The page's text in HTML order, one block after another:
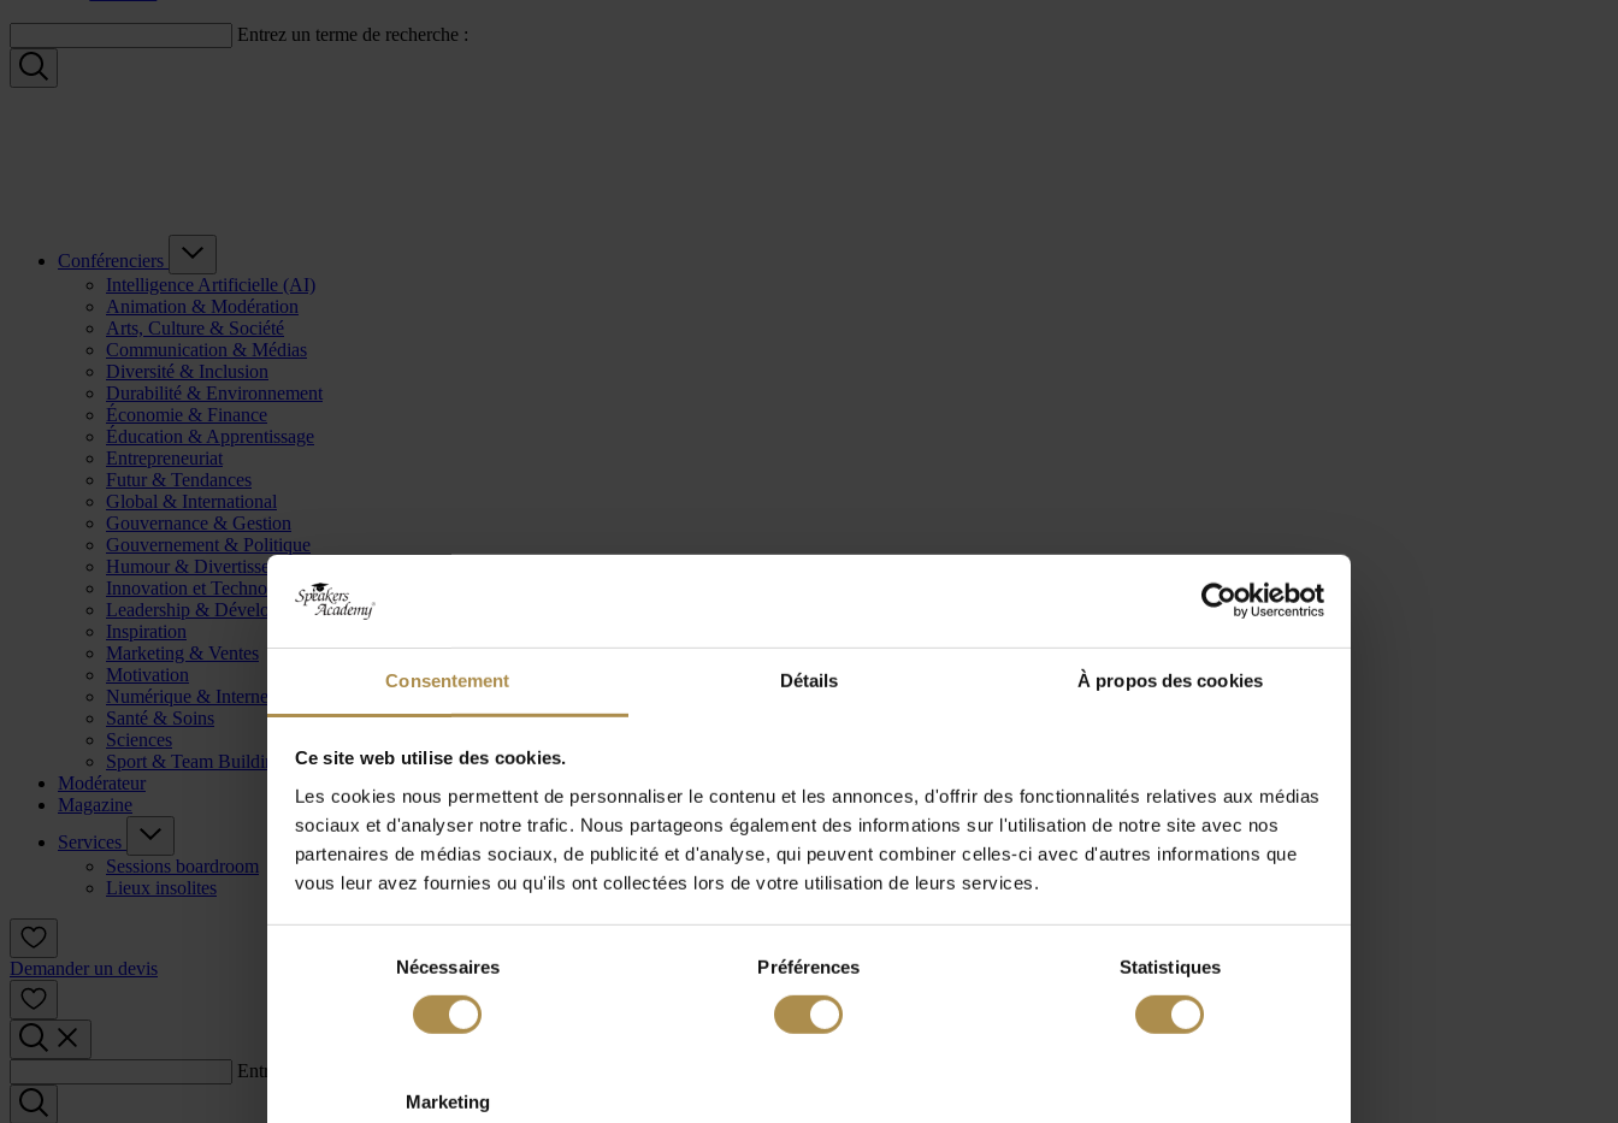
Consentement Détails À propos des cookies
Ce site web utilise des cookies.
Les cookies nous permettent de personnaliser le contenu et les annonces, d'offrir des fonctionnalités relatives aux médias
sociaux et d'analyser notre trafic. Nous partageons également des informations sur l'utilisation de notre site avec nos
partenaires de médias sociaux, de publicité et d'analyse, qui peuvent combiner celles-ci avec d'autres informations que
vous leur avez fournies ou qu'ils ont collectées lors de votre utilisation de leurs services.
Nécessaires Préférences Statistiques
Marketing
Entrez un terme de recherche :
Conférenciers
Intelligence Artificielle (AI)
Animation & Modération
Arts, Culture & Société
Communication & Médias
Diversité & Inclusion
Durabilité & Environnement
Économie & Finance
Éducation & Apprentissage
Entrepreneuriat
Futur & Tendances
Global & International
Gouvernance & Gestion
Gouvernement & Politique
Humour & Divertissement
Innovation et Technologie
Leadership & Développement
Inspiration
Marketing & Ventes
Motivation
Numérique & Internet
Santé & Soins
Sciences
Sport & Team Building
Modérateur
Magazine
Services
Sessions boardroom
Lieux insolites
Demander un devis
Entrez un terme de recherche :